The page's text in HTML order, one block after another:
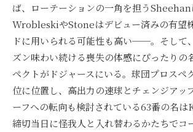
ば、ローテーションの一角を担うSheehan
WrobleskiやStoneはデビュー済みの有望
ドに用いられる可能性も高い──。そして
ズン味わい続ける喪失の体感にぴったりの
ペクトがドジャースにいる。球団プロスペ
位に位置し、高出力の速球とチェンジアッ
ーフへの転向も検討されている63番の名
締切当日に怪我人と入れ替わるかたちでコ